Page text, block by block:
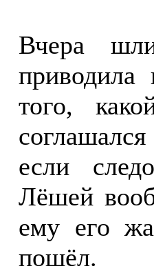
Вчера
того,
если
Лёшей
ему его
пошёл.